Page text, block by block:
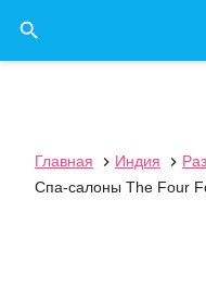

Главная  Индия 
Спа-салоны The Four